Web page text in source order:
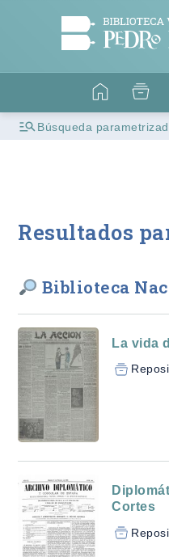
Búsqueda
Resultados
Biblioteca
La vida
Cortes